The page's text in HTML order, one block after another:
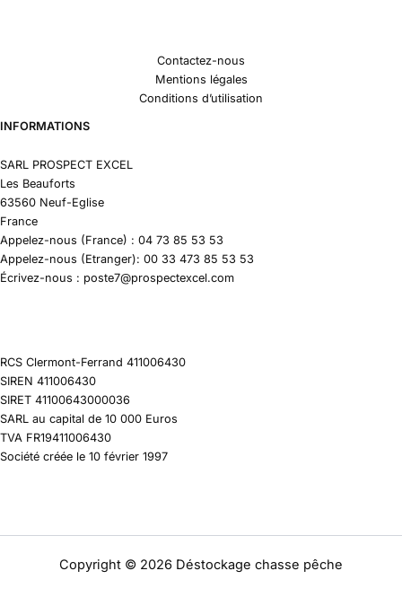
Contactez-nous
Mentions légales
Conditions d’utilisation
INFORMATIONS
SARL PROSPECT EXCEL
Les Beauforts
63560 Neuf-Eglise
France
Appelez-nous (France) : 04 73 85 53 53
Appelez-nous (Etranger): 00 33 473 85 53 53
Écrivez-nous : poste7@prospectexcel.com
RCS Clermont-Ferrand 411006430
SIREN 411006430
SIRET 41100643000036
SARL au capital de 10 000 Euros
TVA FR19411006430
Société créée le 10 février 1997
Copyright © 2026 Déstockage chasse pêche